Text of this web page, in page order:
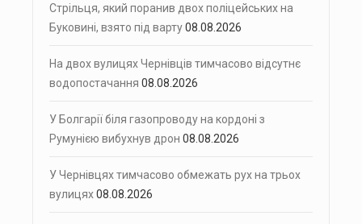
Стрільця, який поранив двох поліцейських на
Буковині, взято під варту08.08.2026
На двох вулицях Чернівців тимчасово відсутнє
водопостачання 08.08.2026
У Болгарії біля газопроводу на кордоні з
Румунією вибухнув дрон 08.08.2026
У Чернівцях тимчасово обмежать рух на трьох
вулицях08.08.2026